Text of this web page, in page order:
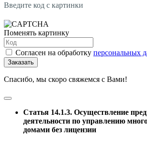
Введите код с картинки
Поменять картинку
Согласен на обработку персональных
Заказать
Спасибо, мы скоро свяжемся с Вами!
Статья 14.1.3. Осуществление
деятельности по управлению
домами без лицензии